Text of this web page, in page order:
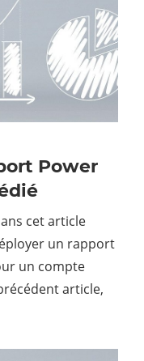
Power
cet article
un rapport
un compte
article,